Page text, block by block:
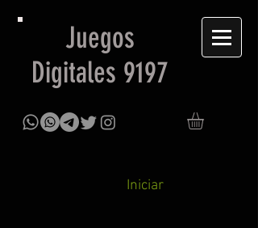
Juegos
Digitales 9197
Iniciar